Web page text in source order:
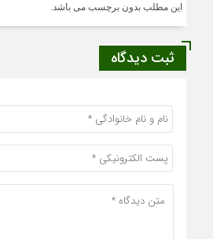
این مطلب بدون برچسب می باشد.
ثبت دیدگاه